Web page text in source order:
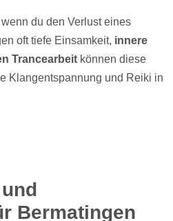
du den Verlust eines
oft tiefe Einsamkeit, innere
Trancearbeit können diese
Klangentspannung und Reiki in
Bermatingen